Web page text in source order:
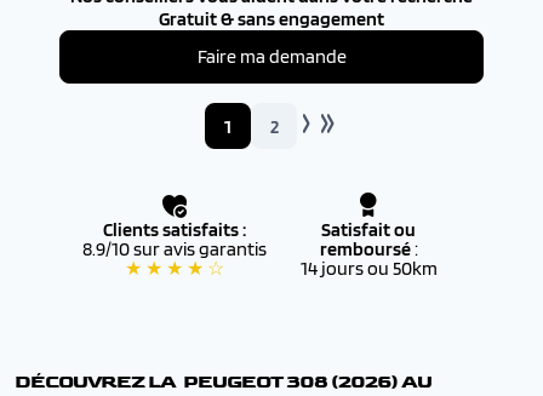
Gratuit & sans engagement
Faire ma demande
1 2
Clients satisfaits :
8.9/10 sur avis garantis
★ ★ ★ ★ ☆
Satisfait ou
remboursé:
14 jours ou 50km
DÉCOUVREZ LA PEUGEOT308 (2026)AU